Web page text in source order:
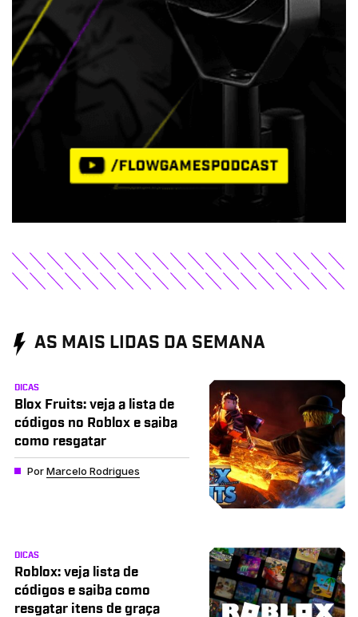
AS MAIS LIDAS DA SEMANA
DICAS
Blox Fruits: veja a lista de
códigos no Roblox e saiba
como resgatar
PorMarcelo Rodrigues
DICAS
Roblox: veja lista de
códigos e saiba como
resgatar itens de graça